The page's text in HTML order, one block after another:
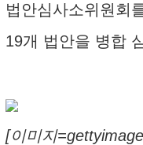
법안심사소위원회
19개 법안을 병합
[이미지